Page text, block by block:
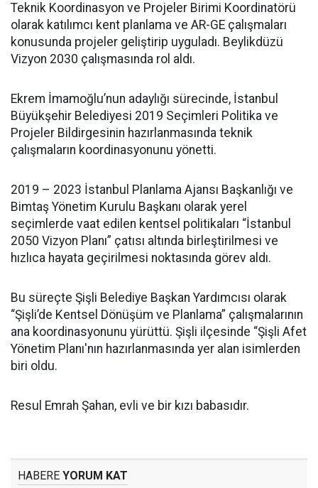
Teknik Koordinasyon ve Projeler Birimi Koordinatörü
olarak katılımcı kent planlama ve AR-GE çalışmaları
konusunda projeler geliştirip uyguladı. Beylikdüzü
Vizyon 2030 çalışmasında rol aldı.
Ekrem İmamoğlu’nun adaylığı sürecinde, İstanbul
Büyükşehir Belediyesi 2019 Seçimleri Politika ve
Projeler Bildirgesinin hazırlanmasında teknik
çalışmaların koordinasyonunu yönetti.
2019 – 2023 İstanbul Planlama Ajansı Başkanlığı ve
Bimtaş Yönetim Kurulu Başkanı olarak yerel
seçimlerde vaat edilen kentsel politikaları “İstanbul
2050 Vizyon Planı” çatısı altında birleştirilmesi ve
hızlıca hayata geçirilmesi noktasında görev aldı.
Bu süreçte Şişli Belediye Başkan Yardımcısı olarak
“Şişli’de Kentsel Dönüşüm ve Planlama” çalışmalarının
ana koordinasyonunu yürüttü. Şişli ilçesinde “Şişli Afet
Yönetim Planı'nın hazırlanmasında yer alan isimlerden
biri oldu.
Resul Emrah Şahan, evli ve bir kızı babasıdır.
HABERE YORUM KAT